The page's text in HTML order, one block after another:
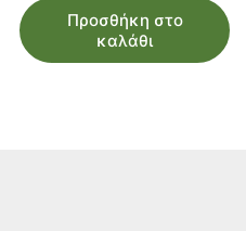
Προσθήκη στο
καλάθι